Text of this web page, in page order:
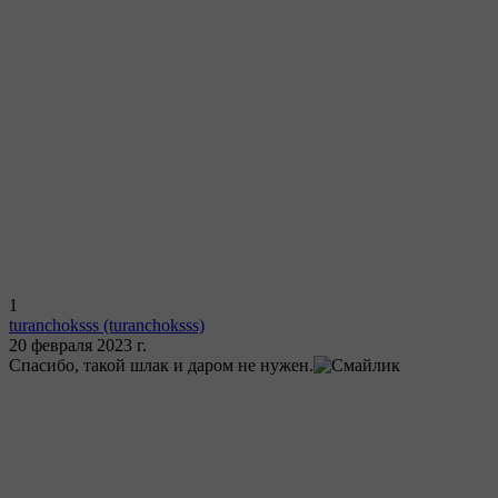
1
turanchoksss (turanchoksss)
20 февраля 2023 г.
Спасибо, такой шлак и даром не нужен.